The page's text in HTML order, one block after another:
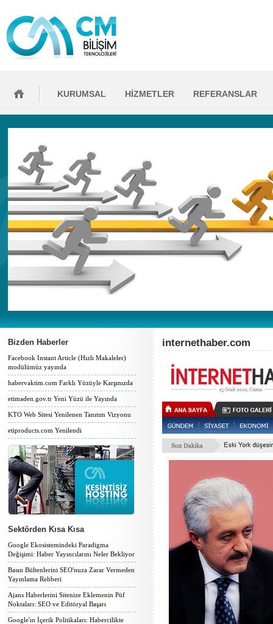
KURUMSAL HİZMETLER REFERANSLAR
Bizden Haberler
Facebook Instant Article (Hızlı Makaleler)
modülümüz yayında
habervaktim.com Farklı Yüzüyle Karşınızda
etimaden.gov.tr Yeni Yüzü ile Yayında
KTO Web Sitesi Yenilenen Tanıtım Vizyonu
etiproducts.com Yenilendi
Sektörden Kısa Kısa
Google Ekosistemindeki Paradigma
Değişimi: Haber Yayıncılarını Neler Bekliyor
Basın Bültenlerini SEO'nuza Zarar Vermeden
Yayınlama Rehberi
Ajans Haberlerini Sitenize Eklemenin Püf
Noktaları: SEO ve Editöryal Başarı
Google'ın İçerik Politikaları: Habercilikte
internethaber.com